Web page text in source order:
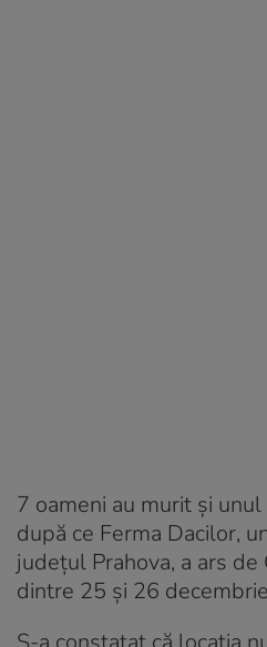
7 oameni au murit și
după ce Ferma Dacilor,
județul Prahova, a ars de
dintre 25 și 26